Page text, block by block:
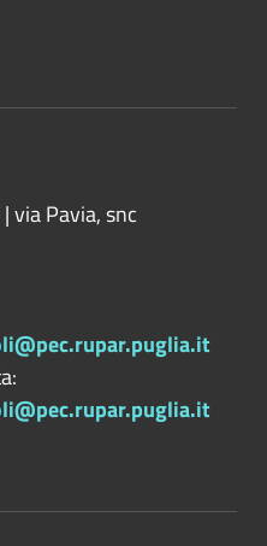
via Pavia, snc